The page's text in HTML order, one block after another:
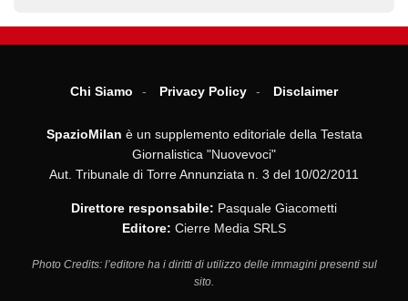
Chi Siamo Privacy Policy Disclaimer
SpazioMilan è un supplemento editoriale della Testata
Giornalistica "Nuovevoci"
Aut. Tribunale di Torre Annunziata n. 3 del 10/02/2011
Direttore responsabile: Pasquale Giacometti
Editore: Cierre Media SRLS
Photo Credits: l’editore ha i diritti di utilizzo delle immagini presenti sul
sito.